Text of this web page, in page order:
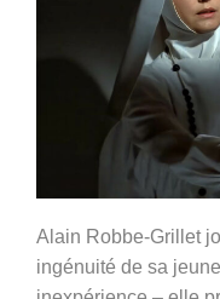
Alain Robbe-Grillet
ingénuité de sa